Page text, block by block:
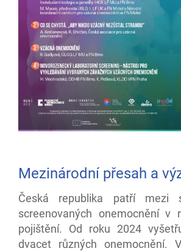
Mezinárodní přesah a
Česká republika patří mezi
screenovaných onemocnění v
pojištění. Od roku 2024
dvacet různých onemocnění.